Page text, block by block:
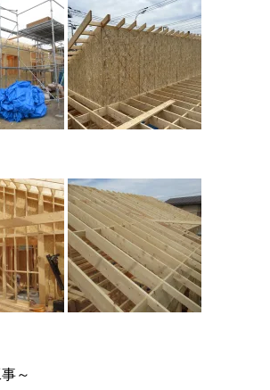
～